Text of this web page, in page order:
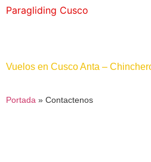
Paragliding Cusco
Vuelos en Cusco Anta –
Portada » Contactenos